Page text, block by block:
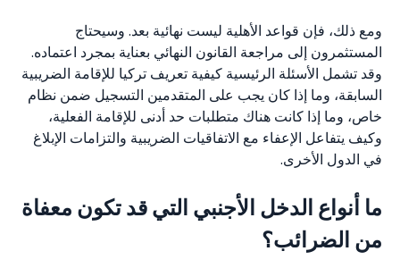
ومع ذلك، فإن قواعد الأهلية ليست نهائية بعد. وسيحتاج
المستثمرون إلى مراجعة القانون النهائي بعناية بمجرد اعتماده.
وقد تشمل الأسئلة الرئيسية كيفية تعريف تركيا للإقامة الضريبية
السابقة، وما إذا كان يجب على المتقدمين التسجيل ضمن نظام
خاص، وما إذا كانت هناك متطلبات حد أدنى للإقامة الفعلية،
وكيف يتفاعل الإعفاء مع الاتفاقيات الضريبية والتزامات الإبلاغ
في الدول الأخرى.
ما أنواع الدخل الأجنبي التي قد تكون معفاة
من الضرائب؟